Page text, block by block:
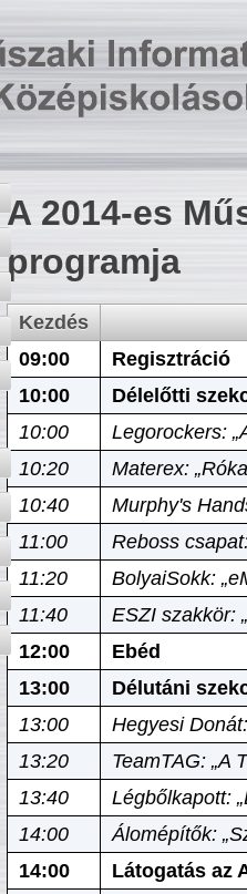
A 2014-es
programja
Kezdés
09:00
Regisztráció
10:00
Délelőtti
10:00
Legorockers:
10:20
Materex:
10:40
Murphy's
11:00
Reboss
11:20
BolyaiSokk:
11:40
ESZI szakkör:
12:00
Ebéd
13:00
Délutáni
13:00
Hegyesi
13:20
TeamTAG: „A
13:40
Légbőlkapott:
14:00
Álomépítők:
14:00
Látogatás az